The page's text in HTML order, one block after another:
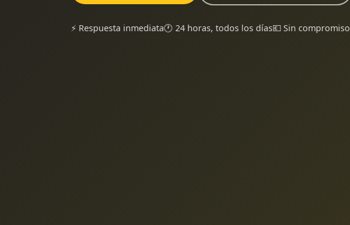
⚡ Respuesta inmediata🕐 24 horas, todos los días💶 Sin compromiso